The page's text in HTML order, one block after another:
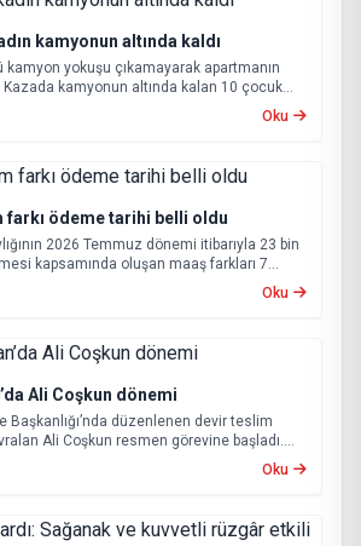
kamyonun altında kaldı
kamyon yokuşu çıkamayarak apartmanın
kamyonun altında kalan 10 çocuk
hayatını kaybetti.
Oku
farkı ödeme tarihi belli oldu
2026 Temmuz dönemi itibarıyla 23 bin
kapsamında oluşan maaş farkları 7
hesaplara yatırılacak.
Oku
Ali Coşkun dönemi
Başkanlığı’nda düzenlenen devir teslim
Ali Coşkun resmen görevine başladı.
Coşkun, “AK Partili olmak, bu ülkenin her
olmaktır” dedi.
Oku